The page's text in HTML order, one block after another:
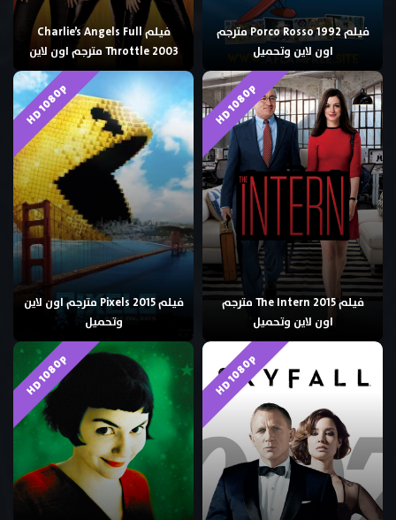
فيلم Porco Rosso 1992 مترجم
اون لاين وتحميل
فيلم Charlie’s Angels Full
Throttle 2003 مترجم اون لاين
HD 1080p
فيلم The Intern 2015 مترجم
اون لاين وتحميل
HD 1080p
فيلم Pixels 2015 مترجم اون لاين
وتحميل
HD 1080p
HD 1080p